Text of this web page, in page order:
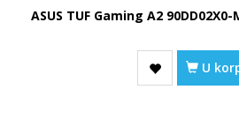
ASUS TUF Gaming A2 90DD02X0-
U